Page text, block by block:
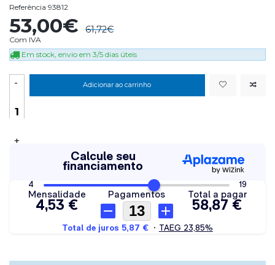
Referência 93812
53,00€ 61,72€
Com IVA
Em stock, envio em 3/5 dias úteis
-
+
Adicionar ao carrinho